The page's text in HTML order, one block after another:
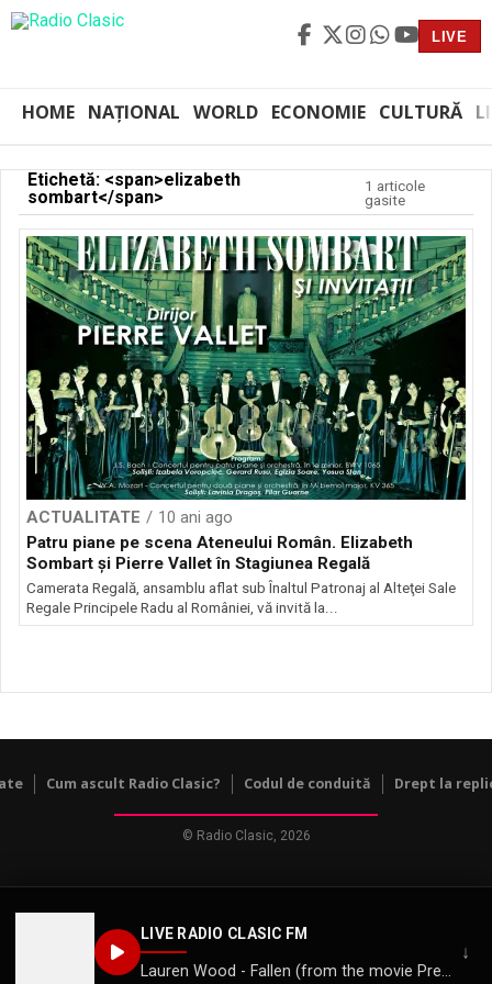
LIVE
HOME NAȚIONAL WORLD ECONOMIE CULTURĂ
LIVE RADIO CLASIC FM
Lauren Wood - Fallen (from the movie Pretty Woman)
↓
Etichetă: <span>elizabeth
sombart</span>
1 articole
gasite
ACTUALITATE
10 ani ago
Patru piane pe scena Ateneului Român. Elizabeth
Sombart și Pierre Vallet în Stagiunea Regală
Camerata Regală, ansamblu aflat sub Înaltul Patronaj al Alteţei Sale
Regale Principele Radu al României, vă invită la...
Cum ascult Radio Clasic? Codul de conduită Drept la
© Radio Clasic, 2026